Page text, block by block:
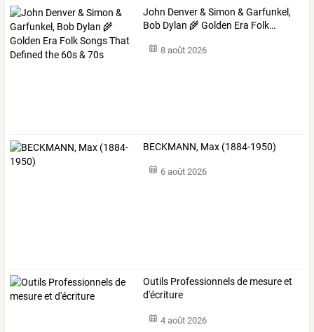
John Denver& Simon & Garfunkel,
Bob Dylan 🌾 Golden Era Folk…
8 août 2026
BECKMANN, Max (1884-1950)
6 août 2026
Outils Professionnels de mesure et
d'écriture
4 août 2026